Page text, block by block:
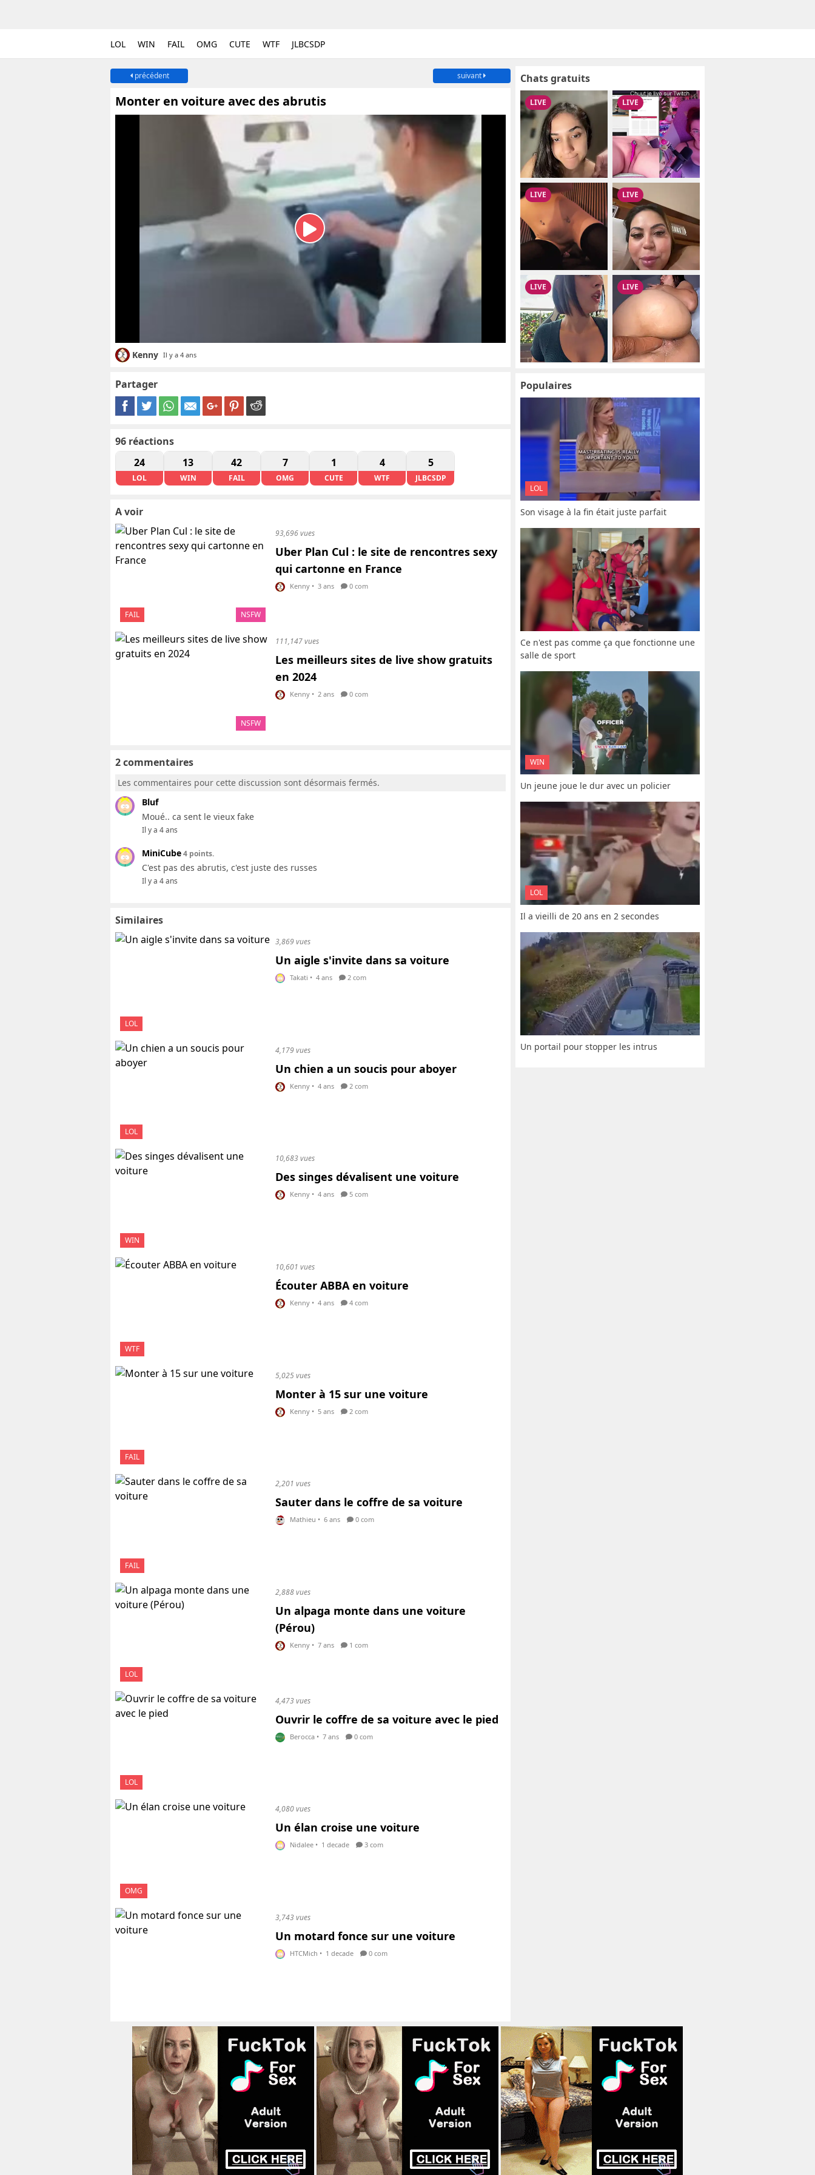
LOL WIN FAIL OMG CUTE WTF JLBCSDP
précédent suivant
Monter en voiture avec des abrutis
Kenny Il y a 4 ans
Partager
96 réactions
24
LOL
13
WIN
42
FAIL
7
OMG
1
CUTE
4
WTF
5
JLBCSDP
A voir
FAIL NSFW
93,696 vues
Uber Plan Cul : le site de rencontres sexy
qui cartonne en France
Kenny • 3 ans 0 com
NSFW
111,147 vues
Les meilleurs sites de live show gratuits
en 2024
Kenny • 2 ans 0 com
2 commentaires
Les commentaires pour cette discussion sont désormais fermés.
Bluf
Moué.. ca sent le vieux fake
Il y a 4 ans
MiniCube4 points.
C'est pas des abrutis, c'est juste des russes
Il y a 4 ans
Similaires
LOL
3,869 vues
Un aigle s'invite dans sa voiture
Takati • 4 ans 2 com
LOL
4,179 vues
Un chien a un soucis pour aboyer
Kenny • 4 ans 2 com
WIN
10,683 vues
Des singes dévalisent une voiture
Kenny • 4 ans 5 com
WTF
10,601 vues
Écouter ABBA en voiture
Kenny • 4 ans 4 com
FAIL
5,025 vues
Monter à 15 sur une voiture
Kenny • 5 ans 2 com
FAIL
2,201 vues
Sauter dans le coffre de sa voiture
Mathieu • 6 ans 0 com
LOL
2,888 vues
Un alpaga monte dans une voiture
(Pérou)
Kenny • 7 ans 1 com
LOL
4,473 vues
Ouvrir le coffre de sa voiture avec le pied
Berocca • 7 ans 0 com
OMG
4,080 vues
Un élan croise une voiture
Nidalee • 1 decade 3 com
3,743 vues
Un motard fonce sur une voiture
HTCMich • 1 decade 0 com
Chats gratuits
Populaires
LOL
Son visage à la fin était juste parfait
Ce n'est pas comme ça que fonctionne une
salle de sport
WIN
Un jeune joue le dur avec un policier
LOL
Il a vieilli de 20 ans en 2 secondes
Un portail pour stopper les intrus